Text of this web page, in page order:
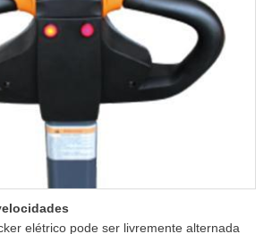
elétrico pode ser livremente alternada